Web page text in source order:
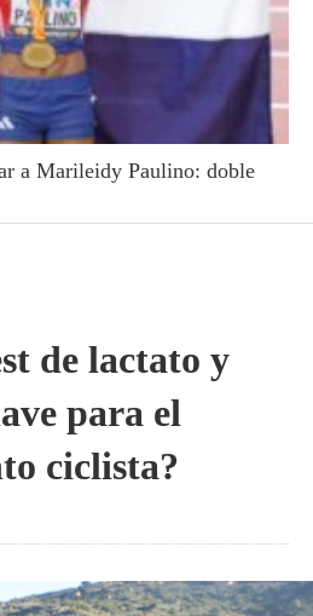
a Marileidy Paulino: doble